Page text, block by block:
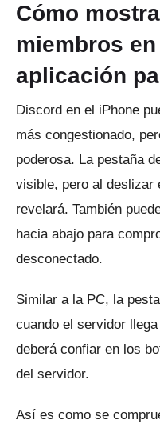
Cómo
miembros
aplicación
Discord en el iPhone
más congestionado,
poderosa. La pestaña
visible, pero al deslizar
revelará. También
hacia abajo para
desconectado.
Similar a la PC, la
cuando el servidor
deberá confiar en los
del servidor.
Así es como se